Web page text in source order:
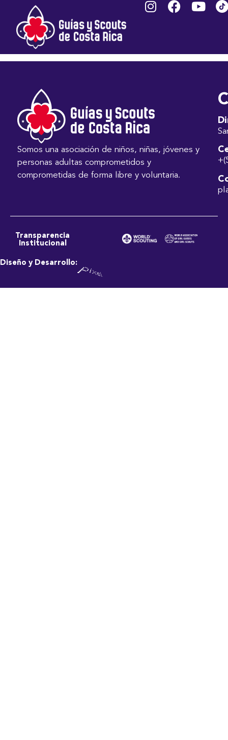
Términos y
Condiciones 2023
Somos una asociación de niños, niñas, jóvenes y
personas adultas comprometidos y
comprometidas de forma libre y voluntaria.
Transparencia
Institucional
Diseño y Desarrollo: